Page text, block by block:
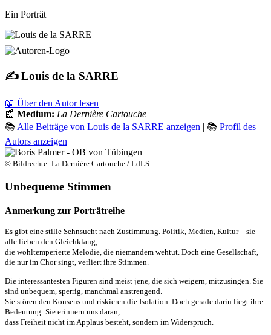
Ein Porträt
✍️ Louis de la SARRE
📖 Über den Autor lesen
📰 Medium: La Dernière Cartouche
📚 Alle Beiträge von Louis de la SARRE anzeigen | 📚 Profil des
Autors anzeigen
© Bildrechte: La Dernière Cartouche / LdLS
Unbequeme Stimmen
Anmerkung zur Porträtreihe
Es gibt eine stille Sehnsucht nach Zustimmung. Politik, Medien, Kultur – sie
alle lieben den Gleichklang,
die wohltemperierte Melodie, die niemandem wehtut. Doch eine Gesellschaft,
die nur im Chor singt, verliert ihre Stimmen.
Die interessantesten Figuren sind meist jene, die sich weigern, mitzusingen. Sie
sind unbequem, sperrig, manchmal anstrengend.
Sie stören den Konsens und riskieren die Isolation. Doch gerade darin liegt ihre
Bedeutung: Sie erinnern uns daran,
dass Freiheit nicht im Applaus besteht, sondern im Widerspruch.